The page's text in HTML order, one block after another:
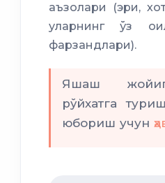
аъзолари (эри,
уларнинг ўз
фарзандлари).
Яшаш
рўйхатга
юбориш учун